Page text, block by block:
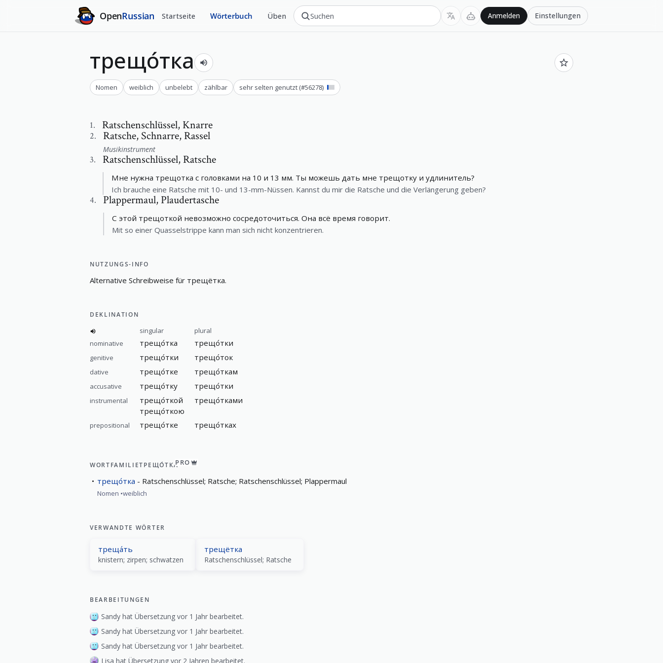
OpenRussian Startseite Wörterbuch Üben Anmelden Einstellungen
трещо́тка
Nomen weiblich unbelebt zählbar sehr selten genutzt (#56278)
1. Ratschenschlüssel, Knarre
2. Ratsche, Schnarre, Rassel
Musikinstrument
3. Ratschenschlüssel, Ratsche
Мне нужна трещотка с головками на 10 и 13 мм. Ты можешь дать мне трещотку и удлинитель?
Ich brauche eine Ratsche mit 10- und 13-mm-Nüssen. Kannst du mir die Ratsche und die Verlängerung geben?
4. Plappermaul, Plaudertasche
С этой трещоткой невозможно сосредоточиться. Она всё время говорит.
Mit so einer Quasselstrippe kann man sich nicht konzentrieren.
NUTZUNGS-INFO
Alternative Schreibweise für трещётка.
DEKLINATION
singular
plural
nominative
трещо́тка трещо́тки
genitive трещо́тки трещо́ток
dative трещо́тке трещо́ткам
accusative трещо́тку трещо́тки
instrumental
трещо́ткой
трещо́ткою
трещо́тками
prepositional трещо́тке трещо́тках
WORTFAMILIEТРЕЩО́ТКАPRO
трещо́тка Ratschenschlüssel; Ratsche; Ratschenschlüssel; Plappermaul
Nomen weiblich
VERWANDTE WÖRTER
треща́ть
knistern; zirpen; schwatzen
трещётка
Ratschenschlüssel; Ratsche
BEARBEITUNGEN
Sandy hat Übersetzung vor 1 Jahr bearbeitet.
Sandy hat Übersetzung vor 1 Jahr bearbeitet.
Sandy hat Übersetzung vor 1 Jahr bearbeitet.
Lisa hat Übersetzung vor 2 Jahren bearbeitet.